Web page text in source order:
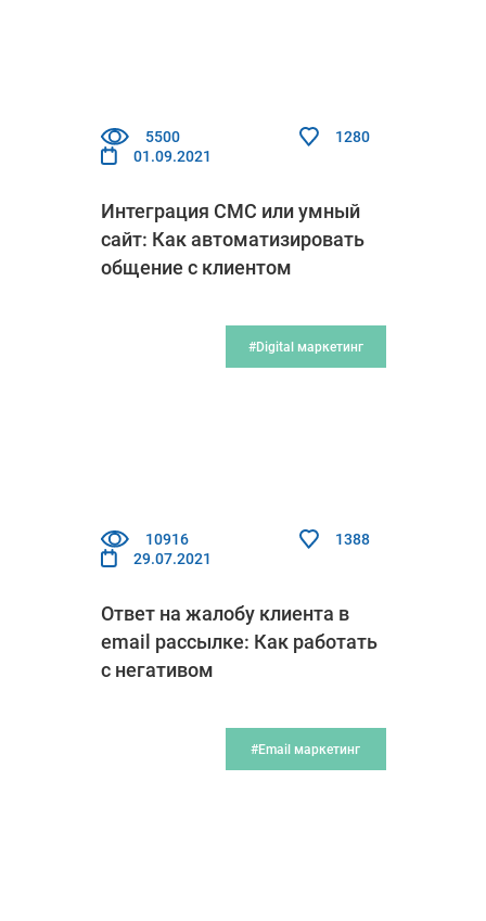
5500
1280
01.09.2021
Интеграция СМС или умный
сайт: Как автоматизировать
общение с клиентом
#Digital маркетинг
10916
1388
29.07.2021
Ответ на жалобу клиента в
email рассылке: Как работать
с негативом
#Email маркетинг